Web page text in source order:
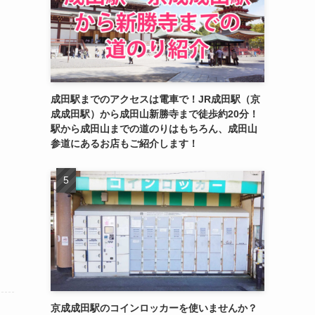
成田駅までのアクセスは電車で！JR成田駅（京
成成田駅）から成田山新勝寺まで徒歩約20分！
駅から成田山までの道のりはもちろん、成田山
参道にあるお店もご紹介します！
京成成田駅のコインロッカーを使いませんか？